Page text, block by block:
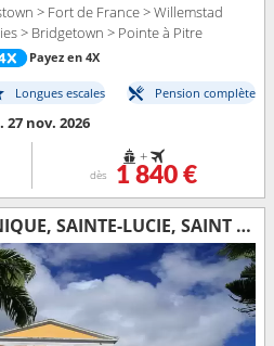
> Fort de France > Willemstad
> Bridgetown > Pointe à Pitre
Payez en 4X
Longues escales Pension complète
27 nov. 2026
+
dès 1 840 €
GUADELOUPE, MARTINIQUE, SAINTE-LUCIE, SAINT VINCENT-ET-LES-GRENADINES, GRENADE, BARBADE, BONAIRE